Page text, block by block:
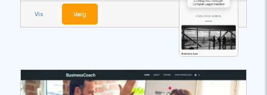
Vis Vælg